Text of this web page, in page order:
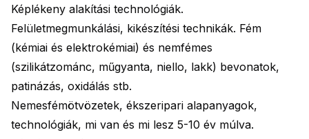
Képlékeny alakítási technológiák.
Felületmegmunkálási, kikészítési technikák. Fém
(kémiai és elektrokémiai) és nemfémes
(szilikátzománc, műgyanta, niello, lakk) bevonatok,
patinázás, oxidálás stb.
Nemesfémötvözetek, ékszeripari alapanyagok,
technológiák, mi van és mi lesz 5-10 év múlva.